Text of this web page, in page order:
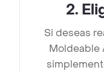
2.
Si deseas
Moldeable